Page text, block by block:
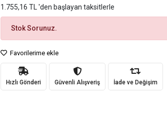
1.755,16 TL 'den başlayan taksitlerle
Stok Sorunuz.
Favorilerime ekle
Hızlı Gönderi Güvenli Alışveriş İade ve Değişim